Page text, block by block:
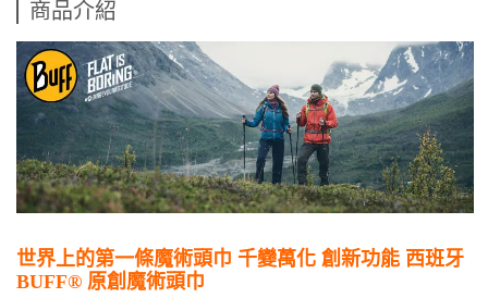
商品介紹
世界上的第一條魔術頭巾 千變萬化 創新功能 西班牙
BUFF® 原創魔術頭巾